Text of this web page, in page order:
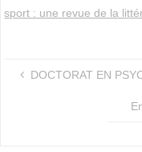
sport : une revue de la
DOCTORAT EN